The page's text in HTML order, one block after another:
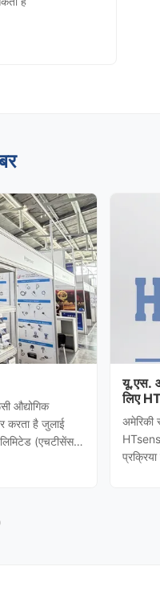
औद्योगिक
करता है जुलाई
(एचटीसेंसर)
यू.एस.
लिए
अमेरिकी